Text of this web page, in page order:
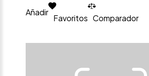
Añadir
Favoritos Comparador